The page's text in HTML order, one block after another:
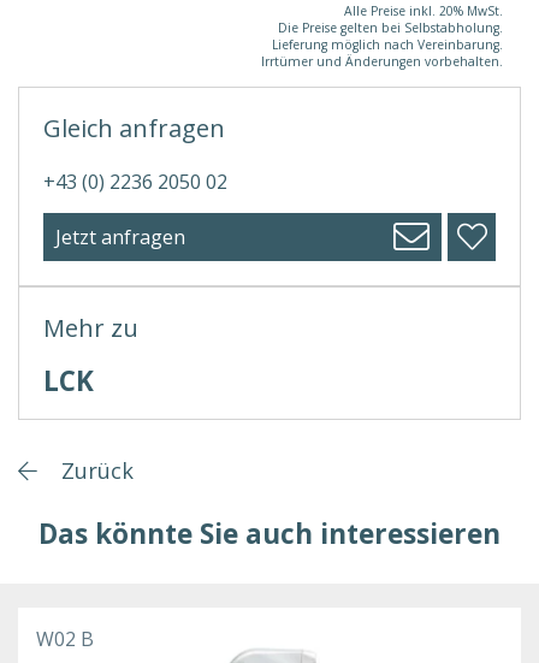
Alle Preise inkl. 20% MwSt.
Die Preise gelten bei Selbstabholung.
Lieferung möglich nach Vereinbarung.
Irrtümer und Änderungen vorbehalten.
Mehr zu
LCK
Gleich anfragen
+43 (0) 2236 2050 02
Jetzt anfragen
Zurück
Das könnte Sie auch interessieren
W02 B